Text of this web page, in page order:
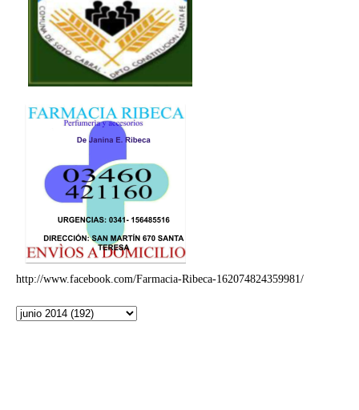
http://www.facebook.com/Farmacia-Ribeca-162074824359981/